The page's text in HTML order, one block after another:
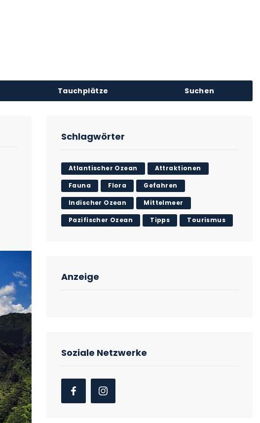
Tauchplätze Suchen
Schlagwörter
Atlantischer Ozean Attraktionen
Fauna Flora Gefahren
Indischer Ozean Mittelmeer
Pazifischer Ozean Tipps Tourismus
Anzeige
Soziale Netzwerke